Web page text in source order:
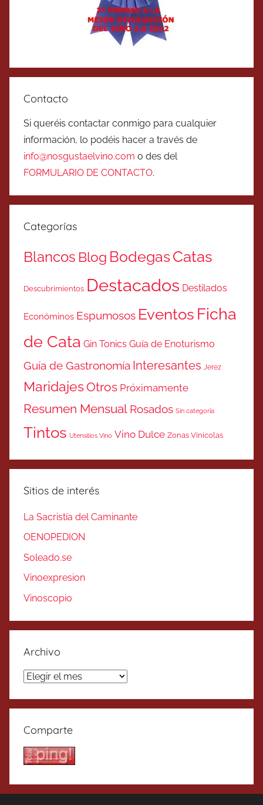
Contacto
Si queréis contactar conmigo para cualquier
información, lo podéis hacer a través de
info@nosgustaelvino.com o des del
FORMULARIO DE CONTACTO.
Categorías
Blancos Blog BodegasCatas
Descubrimientos Destacados Destilados
Económinos Espumosos Eventos Ficha
de Cata Gin Tonics Guía de Enoturismo
Guía de Gastronomía Interesantes Jerez
MaridajesOtros Próximamente
Resumen Mensual Rosados Sin categoría
Tintos Utensilios Vino Vino Dulce Zonas Vinicolas
Sitios de interés
La Sacristía del Caminante
OENOPEDION
Soleado.se
Vinoexpresion
Vinoscopio
Archivo
Archivo
Comparte